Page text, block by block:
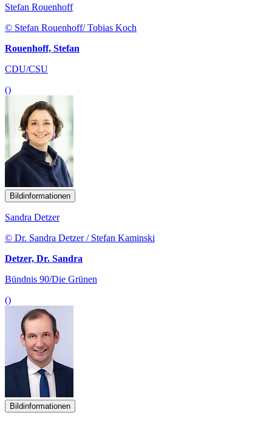
Stefan Rouenhoff
© Stefan Rouenhoff/ Tobias Koch
Rouenhoff, Stefan
CDU/CSU
()
Bildinformationen
Sandra Detzer
© Dr. Sandra Detzer / Stefan Kaminski
Detzer, Dr. Sandra
Bündnis 90/Die Grünen
()
Bildinformationen